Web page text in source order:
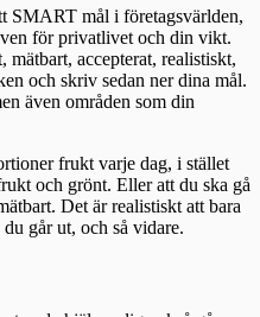
SMART mål i företagsvärlden,
för privatlivet och din vikt.
accepterat, realistiskt,
och skriv sedan ner dina mål.
även områden som din
frukt varje dag, i stället
och grönt. Eller att du ska gå
Det är realistiskt att bara
går ut, och så vidare.